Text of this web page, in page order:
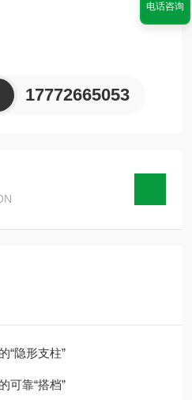
组织生产各种异形木托．多年来，
客在我公司买产品买的放心，满
17772665053
“隐形支柱”
可靠“搭档”
电话咨询